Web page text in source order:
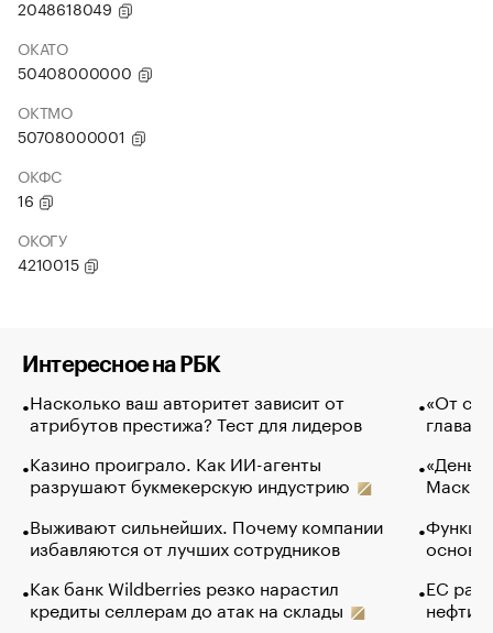
2048618049
ОКАТО
50408000000
ОКТМО
50708000001
ОКФС
16
ОКОГУ
4210015
Интересное на РБК
Насколько ваш авторитет зависит от
атрибутов престижа? Тест для лидеров
Казино проиграло. Как ИИ-агенты
разрушают букмекерскую индустрию
Выживают сильнейших. Почему компании
избавляются от лучших сотрудников
Как банк Wildberries резко нарастил
кредиты селлерам до атак на склады
«От
глава
Маск в
основ
ЕС
нефти